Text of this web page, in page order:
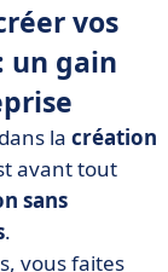
vos
un gain
la création
avant tout
sans
.
vous faites